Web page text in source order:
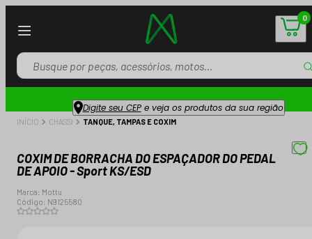
0
Digite seu CEPe veja os produtos da sua região
INÍCIO CHASSI TANQUE, TAMPAS E COXIM
COXIM DE BORRACHA DO ESPAÇADOR DO PEDAL
DE APOIO - Sport KS/ESD
Marca: Mottu
Código: N9125580